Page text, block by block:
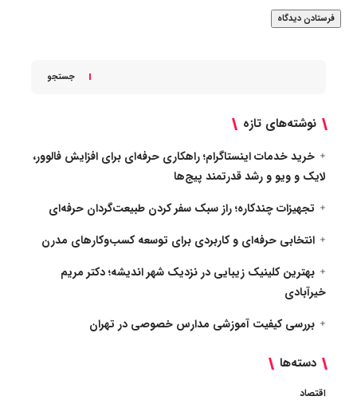
جستجو
نوشته‌های تازه
خرید خدمات اینستاگرام؛ راهکاری حرفه‌ای برای افزایش فالوور،
لایک و ویو و رشد قدرتمند پیج‌ها
تجهیزات چندکاره؛ راز سبک سفر کردن طبیعت‌گردان حرفه‌ای
انتخابی حرفه‌ای و کاربردی برای توسعه کسب‌وکارهای مدرن
بهترین کلینیک زیبایی در نزدیک شهر اندیشه؛ دکتر مریم
خیرآبادی
بررسی کیفیت آموزشی مدارس خصوصی در تهران
دسته‌ها
اقتصاد